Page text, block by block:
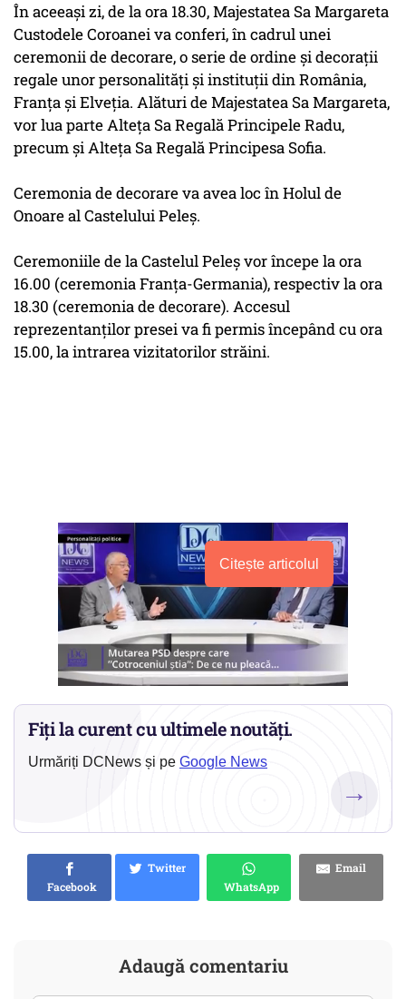
În aceeași zi, de la ora 18.30, Majestatea Sa Margareta
Custodele Coroanei va conferi, în cadrul unei
ceremonii de decorare, o serie de ordine și decorații
regale unor personalități și instituții din România,
Franța și Elveția. Alături de Majestatea Sa Margareta,
vor lua parte Alteța Sa Regală Principele Radu,
precum și Alteța Sa Regală Principesa Sofia.
Ceremonia de decorare va avea loc în Holul de
Onoare al Castelului Peleș.
Ceremoniile de la Castelul Peleș vor începe la ora
16.00 (ceremonia Franța-Germania), respectiv la ora
18.30 (ceremonia de decorare). Accesul
reprezentanților presei va fi permis începând cu ora
15.00, la intrarea vizitatorilor străini.
Citește articolul
Fiți la curent cu ultimele noutăți.
Urmăriți DCNews și pe Google News
→
Facebook
Twitter
WhatsApp
Email
Adaugă comentariu